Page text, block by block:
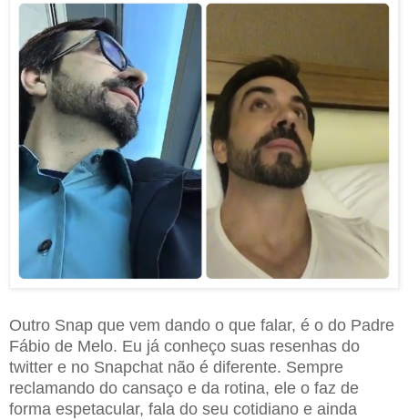
Outro Snap que vem dando o que falar, é o do Padre
Fábio de Melo. Eu já conheço suas resenhas do
twitter e no Snapchat não é diferente. Sempre
reclamando do cansaço e da rotina, ele o faz de
forma espetacular, fala do seu cotidiano e ainda